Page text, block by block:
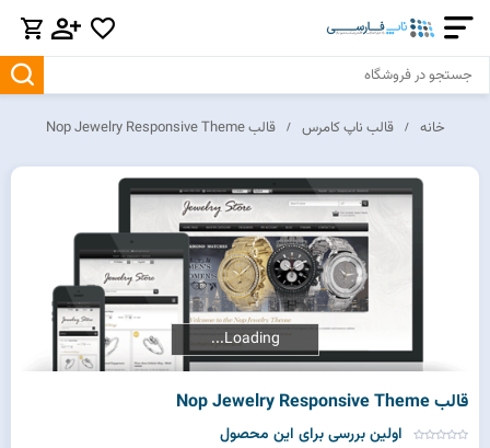
خانه قالب ناپ کامرس قالب Nop Jewelry Responsive Theme
Loading...
Loading...
قالب Nop Jewelry Responsive Theme
اولین بررسی برای این محصول